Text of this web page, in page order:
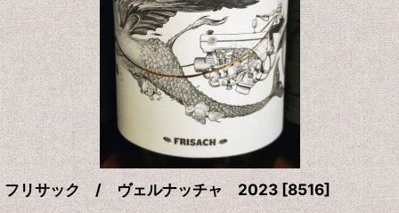
フリサック / ヴェルナッチャ 2023[8516]